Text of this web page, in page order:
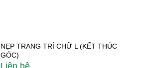
NẸP TRANG TRÍ CHỮ L (KẾT THÚC
GÓC)
Liên hệ